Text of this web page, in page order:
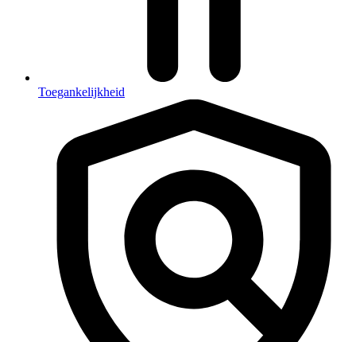
Toegankelijkheid